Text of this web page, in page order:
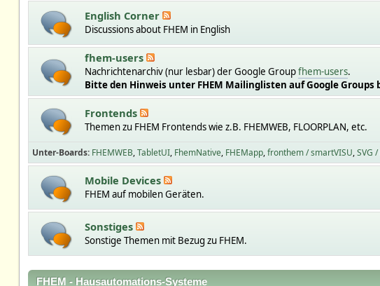
English Corner
Discussions about FHEM in English
fhem-users
Nachrichtenarchiv (nur lesbar) der Google Groupfhem-users.
Bitte den Hinweis unter FHEM Mailinglisten auf Google Groups
Frontends
Themen zu FHEM Frontends wie z.B. FHEMWEB, FLOORPLAN, etc.
Unter-Boards FHEMWEB TabletUI FhemNative FHEMapp fronthem / smartVISU SVG
Mobile Devices
FHEM auf mobilen Geräten.
Sonstiges
Sonstige Themen mit Bezug zu FHEM.
FHEM - Hausautomations-Systeme